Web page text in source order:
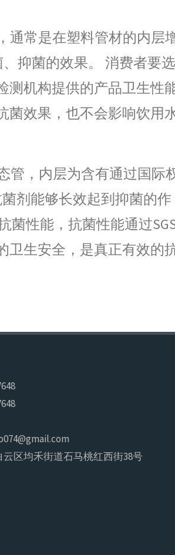
通常是在塑料管材的内层
、抑菌的效果。 消费者要选
测机构提供的产品卫生性
菌效果，也不会影响饮用
管，内层为含有通过国际
剂能够长效起到抑菌的作
菌性能，抗菌性能通过
卫生安全，是真正有效的
云区均禾街道石马桃红西街38号